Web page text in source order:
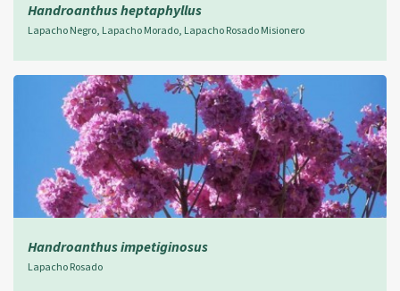
Handroanthus heptaphyllus
Lapacho Negro, Lapacho Morado, Lapacho Rosado Misionero
Handroanthus impetiginosus
Lapacho Rosado